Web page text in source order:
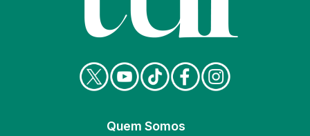
Quem Somos